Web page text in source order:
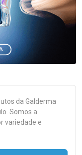
da Galderma
Somos a
variedade e